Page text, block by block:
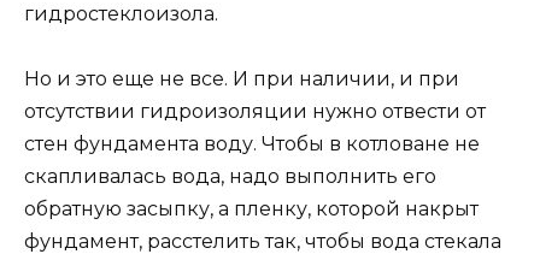
гидростеклоизола.
Но и это еще не все. И при наличии, и при
отсутствии гидроизоляции нужно отвести от
стен фундамента воду. Чтобы в котловане не
скапливалась вода, надо выполнить его
обратную засыпку, а пленку, которой накрыт
фундамент, расстелить так, чтобы вода стекала